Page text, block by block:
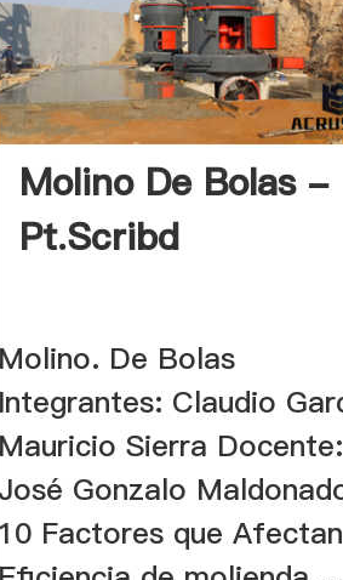
Molino De Bolas -
Pt.scribd
Molino. De Bolas
Integrantes: Claudio
Mauricio Sierra Docente:
José Gonzalo
10 Factores que